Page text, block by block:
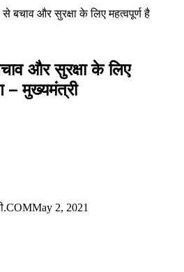
बचाव और सुरक्षा के लिए महत्वपूर्ण है
और सुरक्षा के लिए
– मुख्यमंत्री
May 2, 2021